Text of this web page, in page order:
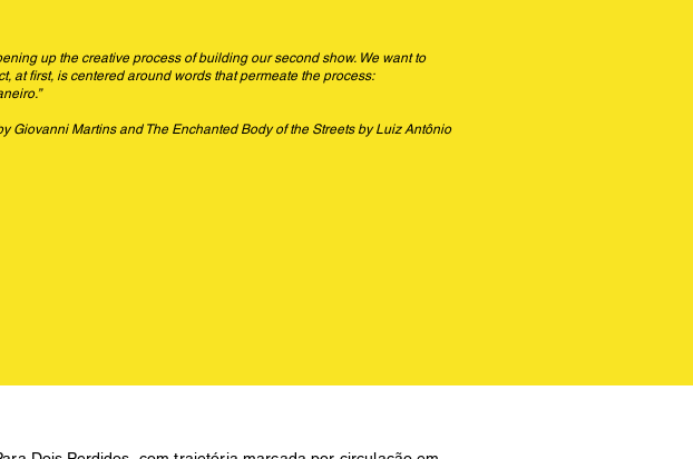
up the creative process of building our second show. We want to
at first, is centered around words that permeate the process:
Giovanni Martins and The Enchanted Body of the Streets by Luiz Antônio